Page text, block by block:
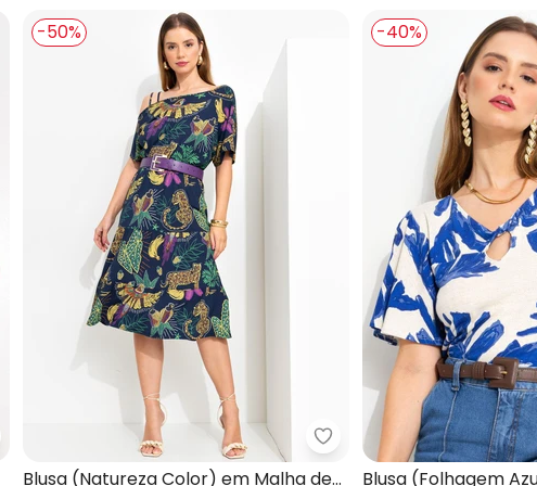
- Blusa (Gravataria) em Malha Fria
-50%
Quintess - Blusa
Blusa (Natureza Color) em Malha de
-40%
Blusa (Folhagem